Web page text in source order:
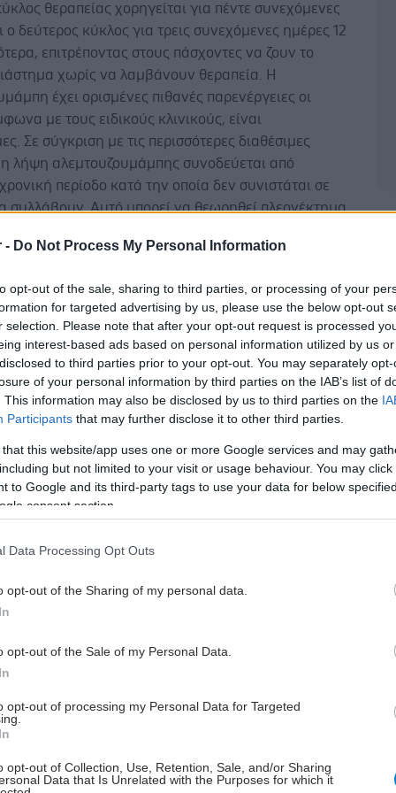
- Do Not Process My Personal Information
opt-out of the sale, sharing to third parties, or processing of your
for targeted advertising by us, please use the below opt-out
selection. Please note that after your opt-out request is processed
interest-based ads based on personal information utilized by us
to third parties prior to your opt-out. You may separately
of your personal information by third parties on the IAB’s list of
This information may also be disclosed by us to third parties on the
Participants that may further disclose it to other third parties.
that this website/app uses one or more Google services and may
but not limited to your visit or usage behaviour. You may
to Google and its third-party tags to use your data for below
consent section.
Data Processing Opt Outs
opt-out of the Sharing of my personal data.
opt-out of the Sale of my Personal Data.
opt-out of processing my Personal Data for Targeted
opt-out of Collection, Use, Retention, Sale, and/or Sharing
Data that Is Unrelated with the Purposes for which it
θεραπείας χορηγείται για πέντε συνεχόμενες
ο δεύτερος κύκλος για τρεις συνεχόμενες ημέρες 12
επιτρέποντας στους πάσχοντες να ζουν το
χωρίς να λαμβάνουν θεραπεία. Η
έχει ορισμένες πιθανές παρενέργειες οι
με τους ειδικούς κλινικούς, είναι
Σε σύγκριση με τις περισσότερες διαθέσιμες
η λήψη αλεμτουζουμάμπης συνοδεύεται από
περίοδο κατά την οποία δεν συνιστάται σε
συλλάβουν. Αυτό μπορεί να θεωρηθεί πλεονέκτημα
Τεχνολογίας Υγείας του Ινστιτούτοτ NICE, δήλωσε:
ευχάριστη θέση να μπορούμε να συνιστούμε τη
σε ενήλικες ασθενείς με
διαλείπουσα σκλήρυνση κατά πλάκας. Μετά
για περισσότερη πληροφόρηση από την ανεξάρτητη
ο κατασκευαστής ήταν σε θέση να
περαιτέρω στοιχεία τα οποία οδήγησαν σε αυτή τη
"
Ινστιτούτο NICE εκδώσει την τελική οδηγία, οι
Βρετανικού Συστήματος Υγείας (NHS) πρέπει να
των ειδικών θεραπειών. Όταν το Ινστιτούτο
σχετικά με μια τεχνολογία τότε αντικαθίστανται
συστάσεις σε όλη τη χώρα.
σήμερα
νόσοι του εντέρου συνδέονται με αυξημένο
νόσων [μελέτη]